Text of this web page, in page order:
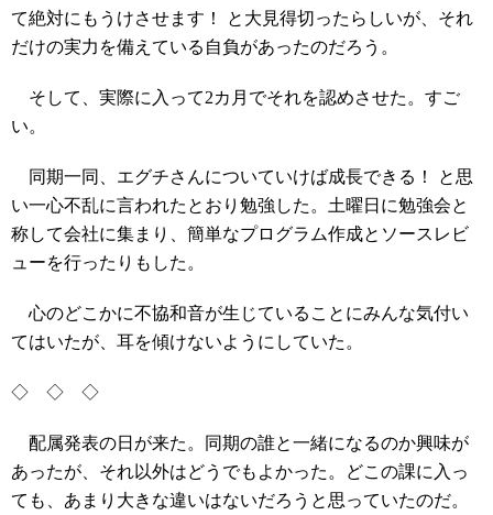
て絶対にもうけさせます！ と大見得切ったらしいが、それ
だけの実力を備えている自負があったのだろう。
そして、実際に入って2カ月でそれを認めさせた。すご
い。
同期一同、エグチさんについていけば成長できる！ と思
い一心不乱に言われたとおり勉強した。土曜日に勉強会と
称して会社に集まり、簡単なプログラム作成とソースレビ
ューを行ったりもした。
心のどこかに不協和音が生じていることにみんな気付い
てはいたが、耳を傾けないようにしていた。
◇ ◇ ◇
配属発表の日が来た。同期の誰と一緒になるのか興味が
あったが、それ以外はどうでもよかった。どこの課に入っ
ても、あまり大きな違いはないだろうと思っていたのだ。